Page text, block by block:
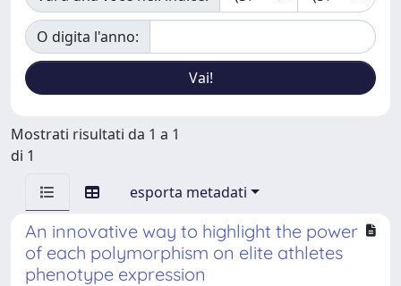
O digita l'anno:
Mostrati risultati da 1 a 1
di 1
esporta metadati
An innovative way to highlight the power
of each polymorphism on elite athletes
phenotype expression